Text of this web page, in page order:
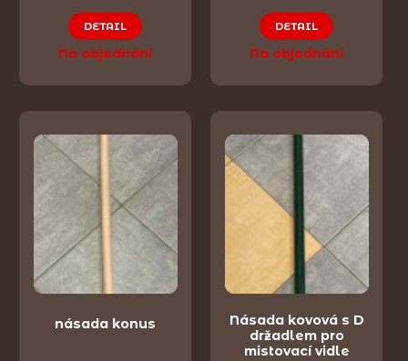
DETAIL
Na objednání
DETAIL
Na objednání
násada konus
Násada kovová s D
držadlem pro
mistovací vidle